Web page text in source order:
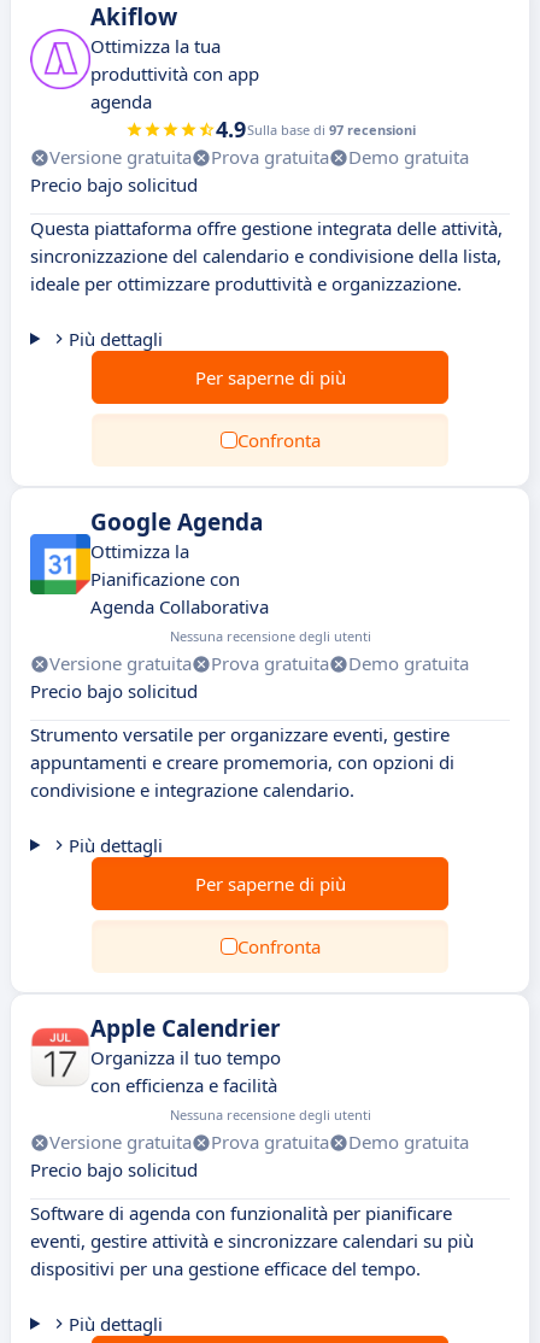
Akiflow
Ottimizza la tua
produttività con app
agenda
4.9Sulla base di 97 recensioni
Versione gratuita Prova gratuita
Demo gratuita
Precio bajo solicitud
Questa piattaforma offre gestione integrata delle attività,
sincronizzazione del calendario e condivisione della lista,
ideale per ottimizzare produttività e organizzazione.
Più dettagli
Per saperne di più
Confronta
Google Agenda
Ottimizza la
Pianificazione con
Agenda Collaborativa
Nessuna recensione degli utenti
Versione gratuita Prova gratuita
Demo gratuita
Precio bajo solicitud
Strumento versatile per organizzare eventi, gestire
appuntamenti e creare promemoria, con opzioni di
condivisione e integrazione calendario.
Più dettagli
Per saperne di più
Confronta
Apple Calendrier
Organizza il tuo tempo
con efficienza e facilità
Nessuna recensione degli utenti
Versione gratuita Prova gratuita
Demo gratuita
Precio bajo solicitud
Software di agenda con funzionalità per pianificare
eventi, gestire attività e sincronizzare calendari su più
dispositivi per una gestione efficace del tempo.
Più dettagli